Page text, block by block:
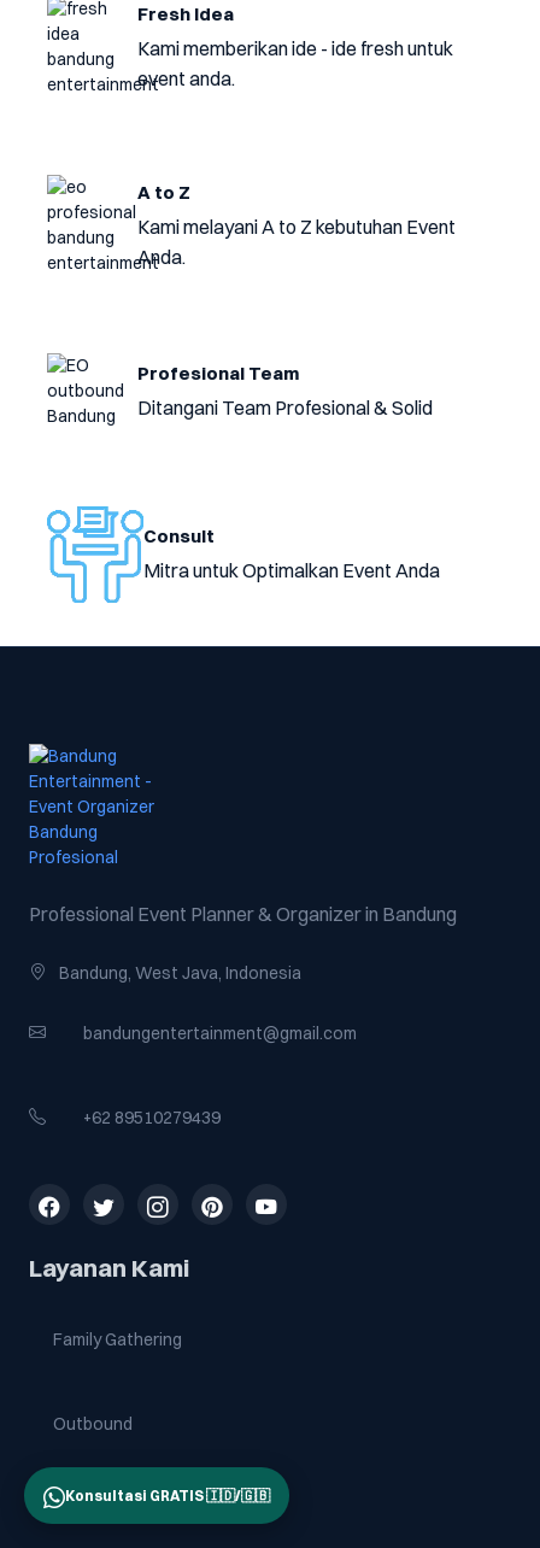
Fresh Idea
Kami memberikan ide - ide fresh untuk
event anda.
A to Z
Kami melayani A to Z kebutuhan Event
Anda.
Profesional Team
Ditangani Team Profesional & Solid
Consult
Mitra untuk Optimalkan Event Anda
Professional Event Planner & Organizer in Bandung
Bandung, West Java, Indonesia
bandungentertainment@gmail.com
+62 89510279439
Ikuti kami di media sosial
Layanan Kami
Family Gathering
Outbound
Reuni
Konsultasi GRATIS 🇮🇩/🇬🇧